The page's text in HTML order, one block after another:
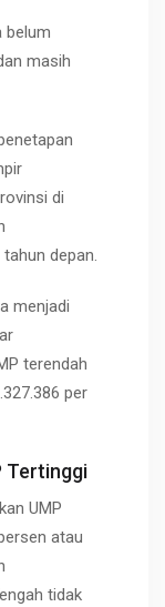
belum
masih
di
depan.
menjadi
terendah
per
Tertinggi
UMP
atau
tidak